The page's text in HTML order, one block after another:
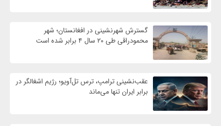
گسترش شهرنشینی در افغانستان؛ شهر
محمودراقی طی ۲۰ سال ۴ برابر شده است
عقب‌نشینی ترامپ، ترس تل‌آویو؛ رژیم اشغالگر در
برابر ایران تنها می‌ماند